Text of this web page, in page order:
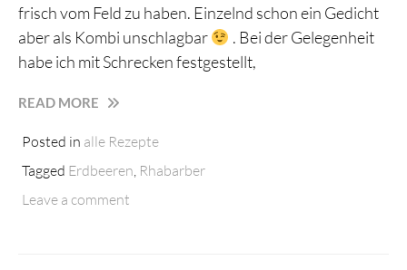
frisch vom Feld zu haben. Einzelnd schon ein Gedicht
aber als Kombi unschlagbar
. Bei der Gelegenheit
habe ich mit Schrecken festgestellt,
READ MORE
UNSCHLAGBAR:
UND
RHABARBER
Posted in alle Rezepte
Tagged Erdbeeren Rhabarber
Leave a comment